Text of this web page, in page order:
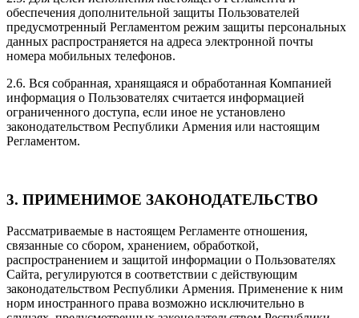
обеспечения дополнительной защиты Пользователей
предусмотренный Регламентом режим защиты персональных
данных распространяется на адреса электронной почты
номера мобильных телефонов.
2.6. Вся собранная, хранящаяся и обработанная Компанией
информация о Пользователях считается информацией
ограниченного доступа, если иное не установлено
законодательством Республики Армения или настоящим
Регламентом.
3. ПРИМЕНИМОЕ ЗАКОНОДАТЕЛЬСТВО
Рассматриваемые в настоящем Регламенте отношения,
связанные со сбором, хранением, обработкой,
распространением и защитой информации о Пользователях
Сайта, регулируются в соответствии с действующим
законодательством Республики Армения. Применение к ним
норм иностранного права возможно исключительно в